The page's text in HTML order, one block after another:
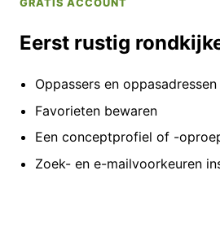
GRATIS ACCOUNT
Eerst rustig
Oppassers en
Favorieten bewaren
Een conceptprofiel of -
Zoek- en e-mailvoorkeuren